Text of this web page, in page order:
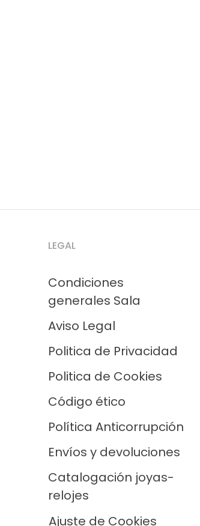
LEGAL
Condiciones
generales Sala
Aviso Legal
Politica de Privacidad
Politica de Cookies
Código ético
Política Anticorrupción
Envíos y devoluciones
Catalogación joyas-
relojes
Ajuste de Cookies